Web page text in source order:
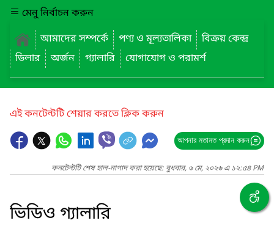
মেনু নির্বাচন করুন
আমাদের সম্পর্কে
পণ্য ও মূল্যতালিকা
বিক্রয় কেন্দ্র
ডিলার
অর্জন গ্যালারি যোগাযোগ ও পরামর্শ
এই কনটেন্টটি শেয়ার করতে ক্লিক করুন
আপনার মতামত প্রদান করুন
কনটেন্টটি শেষ হাল-নাগাদ করা হয়েছে: বুধবার, ৬ মে, ২০২৬ এ ১২:৫৪ PM
ভিডিও গ্যালারি